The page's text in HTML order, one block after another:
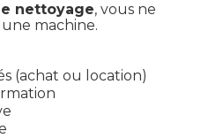
nettoyage, vous ne
machine.
(achat ou location)